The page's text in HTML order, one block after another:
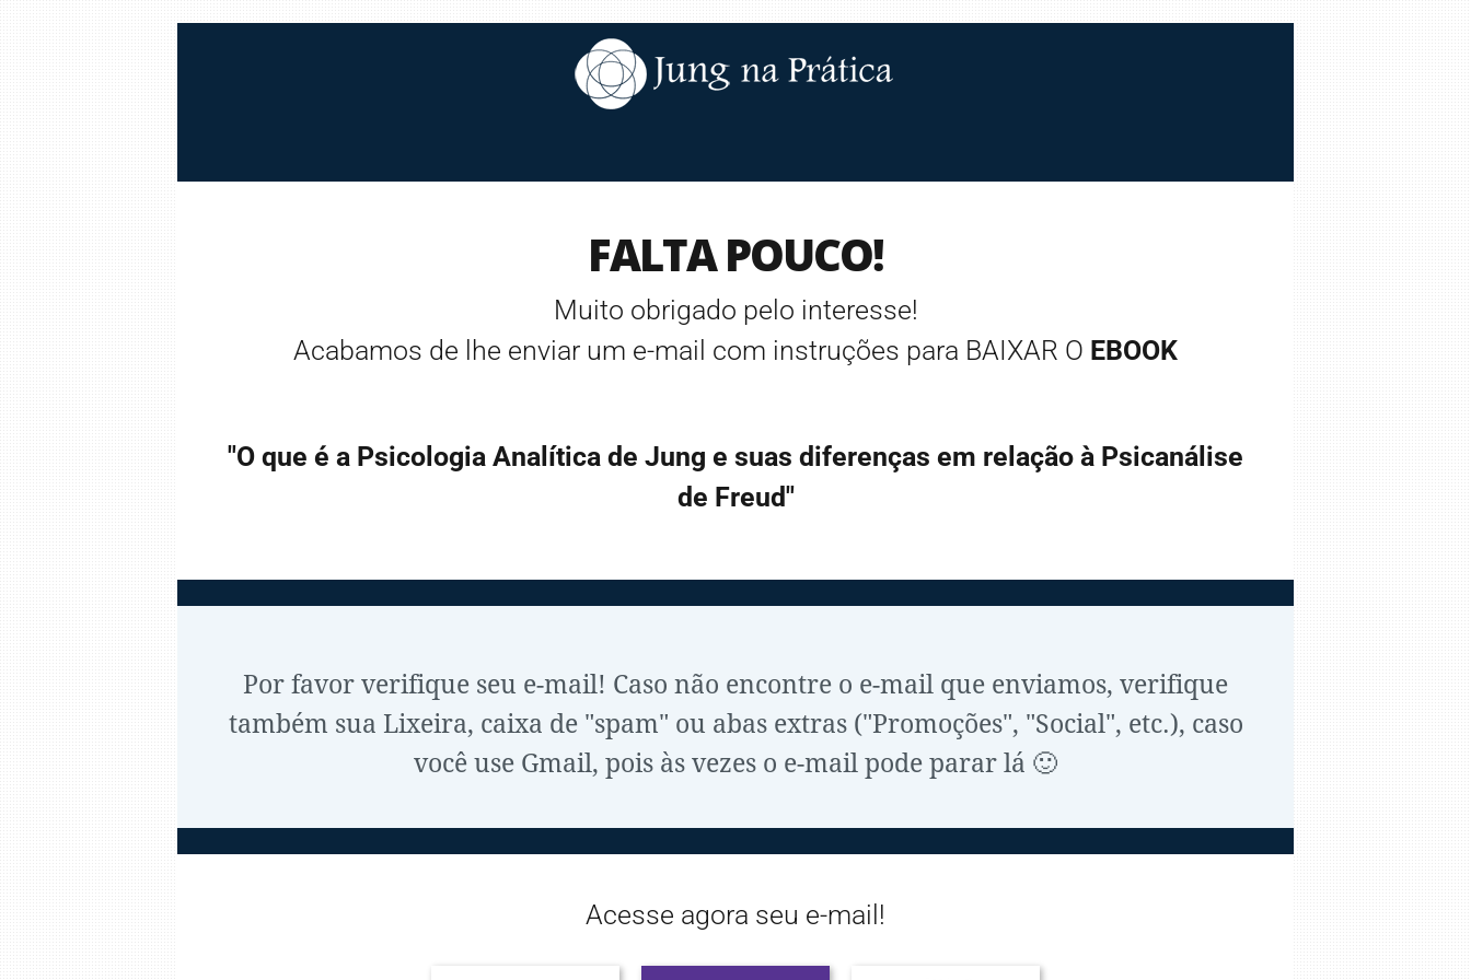
FALTA POUCO!
Muito obrigado pelo interesse!
Acabamos de lhe enviar um e-mail com instruções para BAIXAR O EBOOK
"O que é a Psicologia Analítica de Jung e suas diferenças em relação à Psicanálise
de Freud"
Por favor verifique seu e-mail! Caso não encontre o e-mail que enviamos, verifique
também sua Lixeira, caixa de "spam" ou abas extras ("Promoções", "Social", etc.), caso
você use Gmail, pois às vezes o e-mail pode parar lá 🙂
Acesse agora seu e-mail!